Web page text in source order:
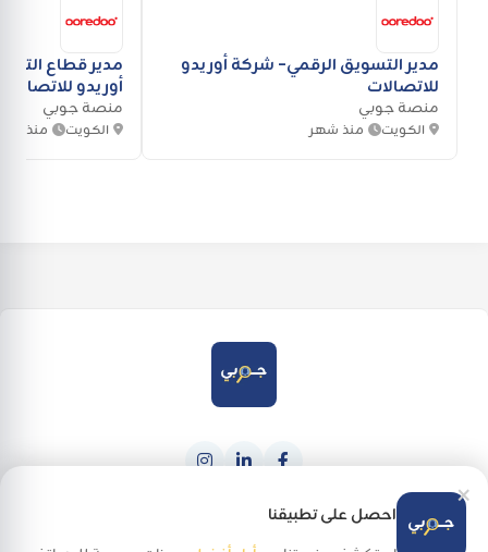
مدير التسويق الرقمي- شركة أوريدو
للاتصالات
منصة جوبي
الكويت منذ شهر
مدير قطاع
أوريدو للاتصالات
منصة جوبي
الكويت منذ
App Store × احصل على تطبيقنا